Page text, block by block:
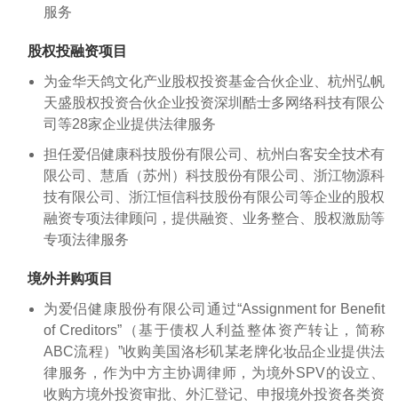
服务
股权投融资项目
为金华天鸽文化产业股权投资基金合伙企业、杭州弘帆
天盛股权投资合伙企业投资深圳酷士多网络科技有限公
司等28家企业提供法律服务
担任爱侣健康科技股份有限公司、杭州白客安全技术有
限公司、慧盾（苏州）科技股份有限公司、浙江物源科
技有限公司、浙江恒信科技股份有限公司等企业的股权
融资专项法律顾问，提供融资、业务整合、股权激励等
专项法律服务
境外并购项目
为爱侣健康股份有限公司通过“Assignment for Benefit
of Creditors”（基于债权人利益整体资产转让，简称
ABC流程）”收购美国洛杉矶某老牌化妆品企业提供法
律服务，作为中方主协调律师，为境外SPV的设立、
收购方境外投资审批、外汇登记、申报境外投资各类资